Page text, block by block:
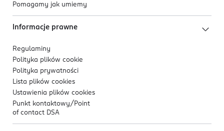
Pomagamy jak umiemy
Informacje prawne
Regulaminy
Polityka plików cookie
Polityka prywatności
Lista plików cookies
Ustawienia plików cookies
Punkt kontaktowy/ Point
of contact DSA